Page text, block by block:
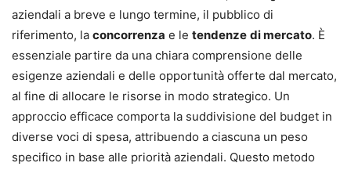
aziendali a breve e lungo termine, il pubblico di
riferimento, la concorrenza e le tendenze di mercato. È
essenziale partire da una chiara comprensione delle
esigenze aziendali e delle opportunità offerte dal mercato,
al fine di allocare le risorse in modo strategico. Un
approccio efficace comporta la suddivisione del budget in
diverse voci di spesa, attribuendo a ciascuna un peso
specifico in base alle priorità aziendali. Questo metodo